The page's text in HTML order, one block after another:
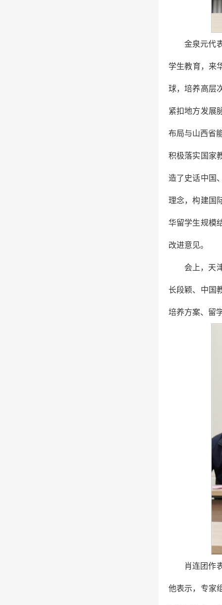
金泉元代
学生教育，来
球，培养高层
紧扣地方发展
布局与山西省
积极落实国家
造了史话中国
理念，构建国
华留学生规模
改进意见。
会上，天
长段颖、中国
培养方案、留
肖连团作
他表示，专家